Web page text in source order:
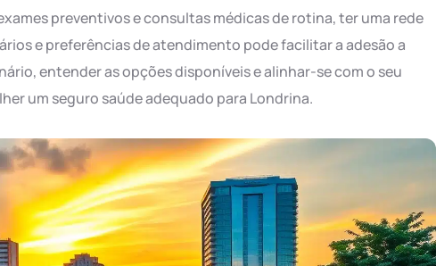
preventivos e consultas médicas de rotina, ter uma rede
e preferências de atendimento pode facilitar a adesão a
entender as opções disponíveis e alinhar-se com o seu
um seguro saúde adequado para Londrina.